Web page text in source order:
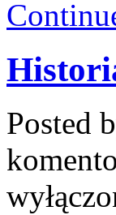
Posted